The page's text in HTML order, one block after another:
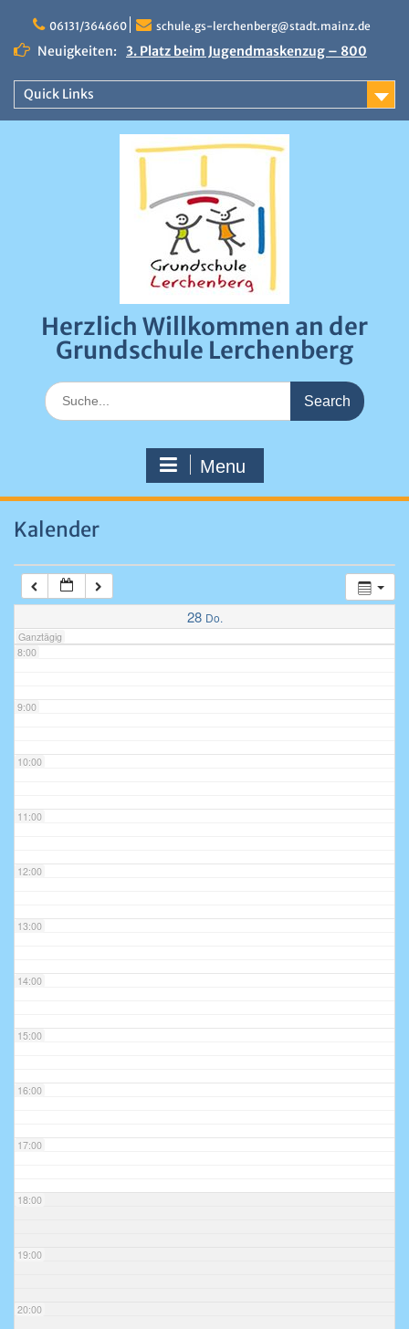
content
06131/364660 schule.gs-lerchenberg@stadt.mainz.de
Neuigkeiten:
3. Platz beim Jugendmaskenzug – 800
Grundschule Lerchenberg
Fastnachtsumzug 2026
Quick Links
Herzlich Willkommen an der
Grundschule Lerchenberg
Search
for:
Menu
Kalender
28 Do.
Ganztägig
7:00
8:00
9:00
10:00
11:00
12:00
13:00
14:00
15:00
16:00
17:00
18:00
19:00
20:00